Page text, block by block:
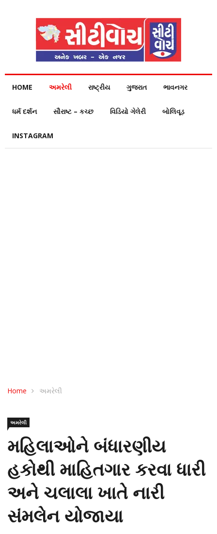
HOME અમરેલી રાષ્ટ્રીય ગુજરાત ભાવનગર
ધર્મ દર્શન સૌરાષ્ટ – કચ્છ વિડિયો ગેલેરી બોલિવૂડ
INSTAGRAM
Home અમરેલી
અમરેલી
મહિલાઓને બંધારણીય
હકોથી માહિતગાર કરવા ધારી
અને ચલાલા ખાતે નારી
સંમલેન યોજાયા